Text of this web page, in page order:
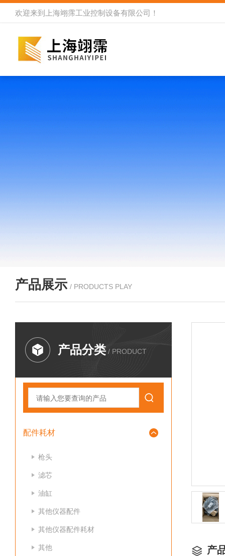
欢迎来到 上海翊霈工业控制设备有限公司 ！
产品展示 / PRODUCTS PLAY
产品分类 / PRODUCT
配件耗材
枪头
滤芯
油缸
其他仪器配件
其他仪器配件耗材
其他 产